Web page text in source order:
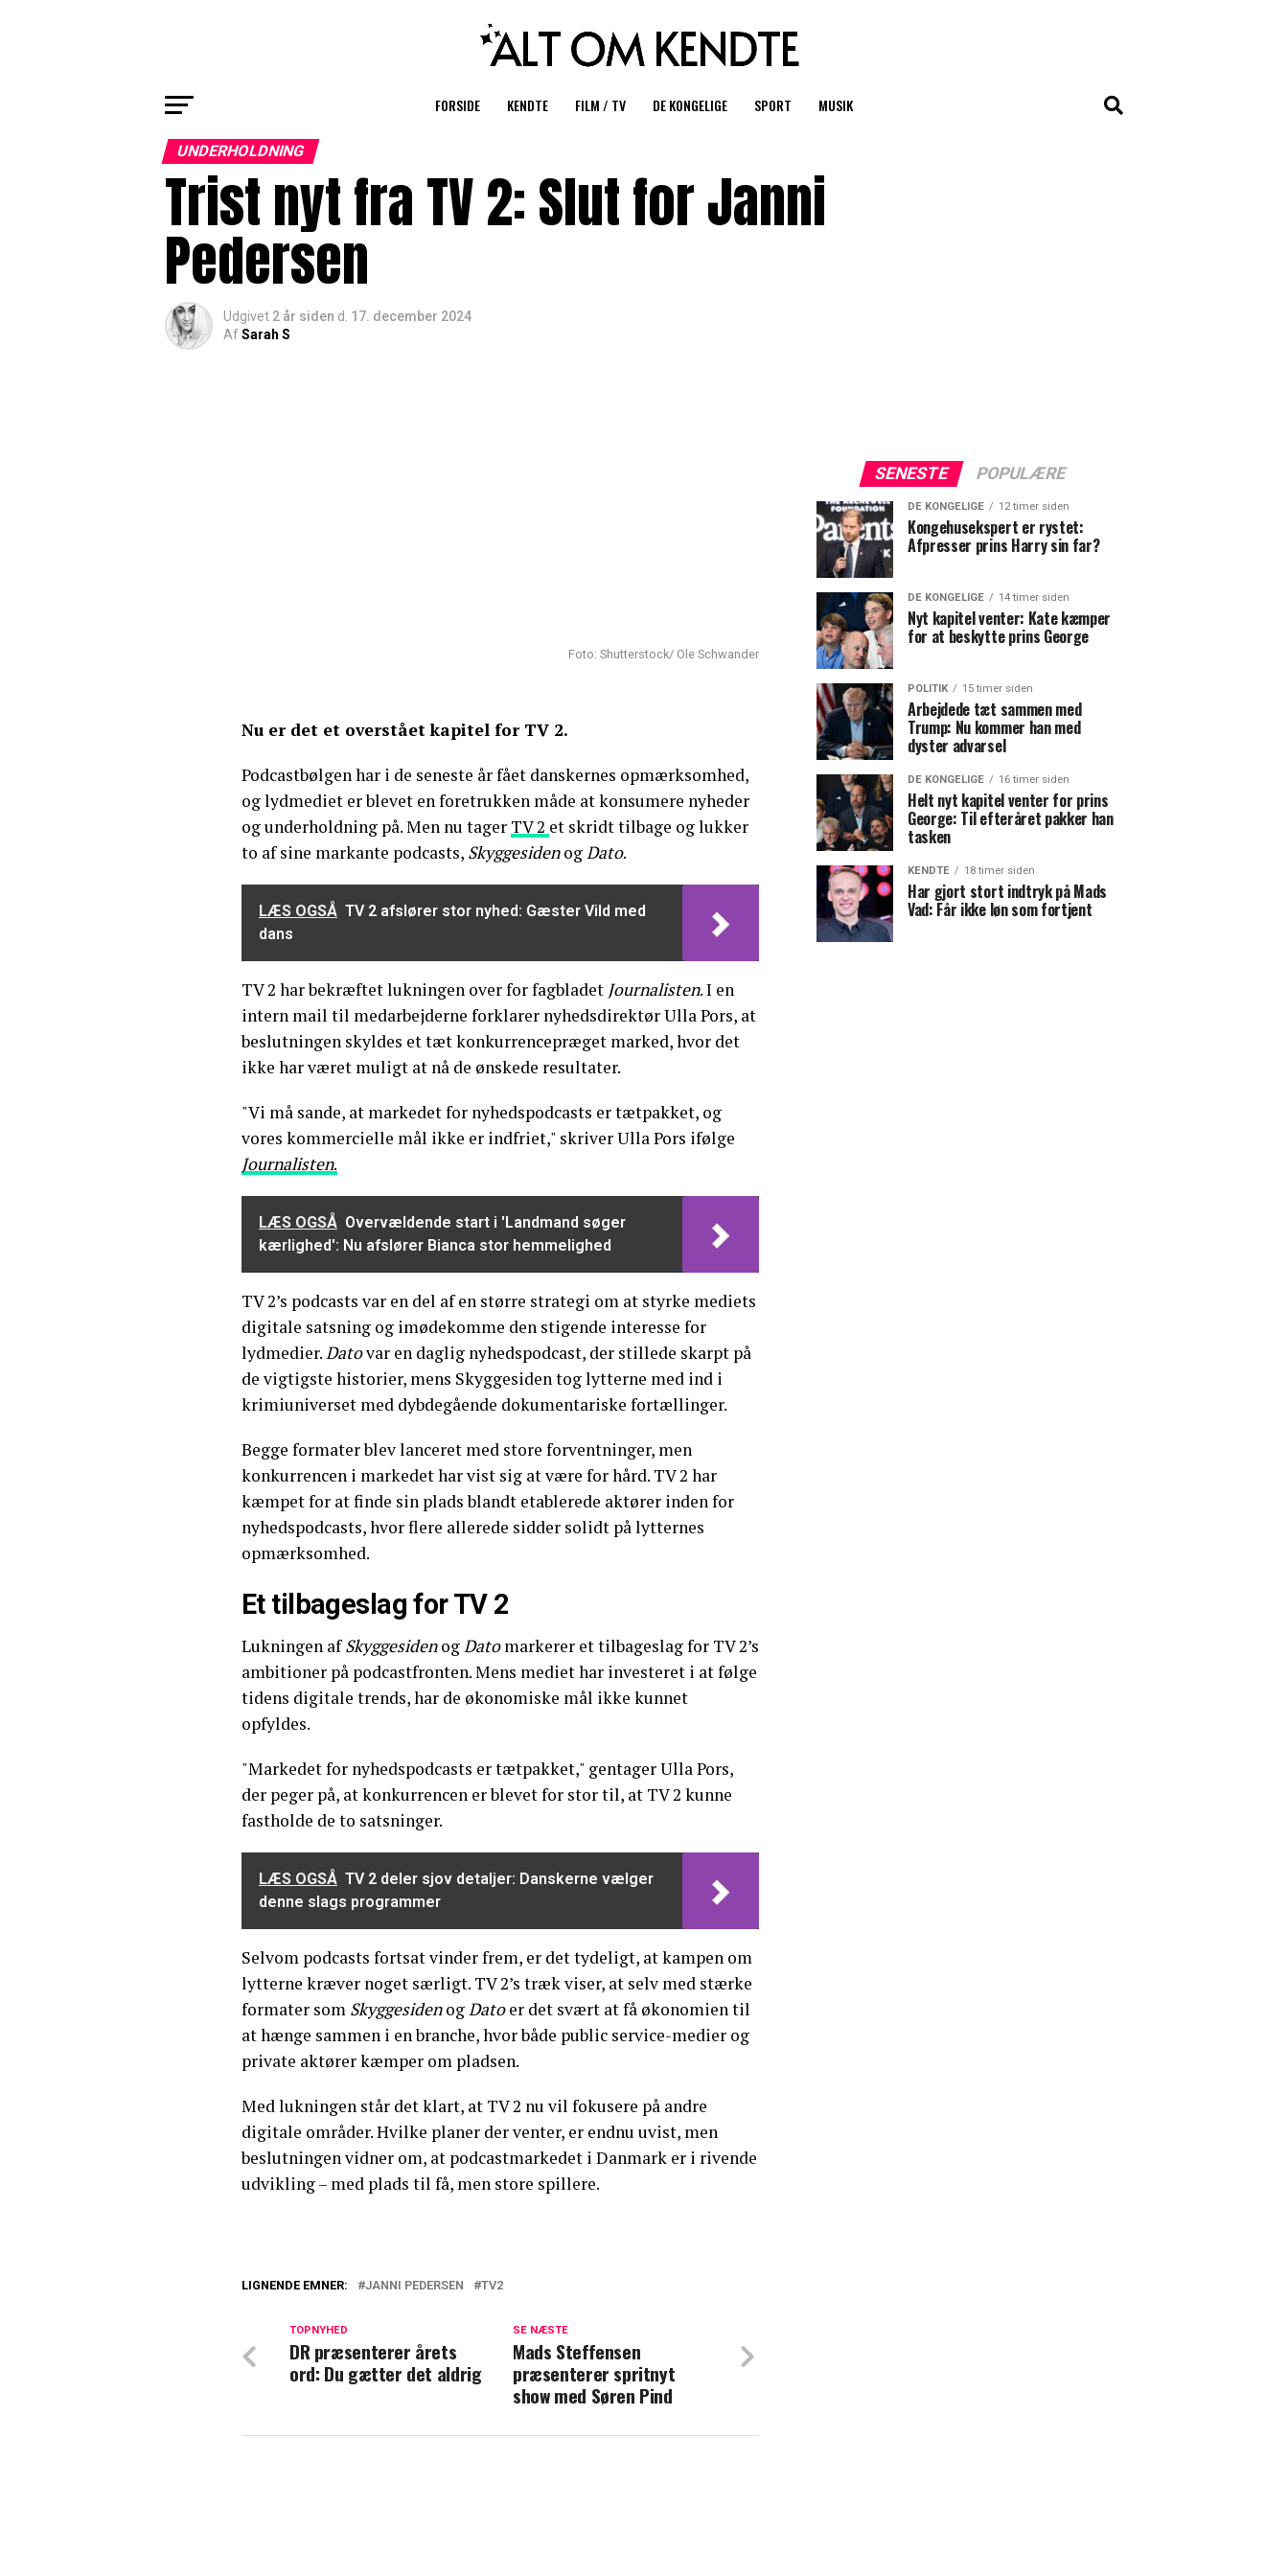
FORSIDE KENDTE FILM / TV DE KONGELIGE SPORT MUSIK
UNDERHOLDNING
Trist nyt fra TV 2: Slut for Janni
Pedersen
Udgivet 2 år siden d. 17. december 2024
AfSarah S
Foto: Shutterstock/ Ole Schwander
Nu er det et overstået kapitel for TV 2.
Podcastbølgen har i de seneste år fået danskernes opmærksomhed,
og lydmediet er blevet en foretrukken måde at konsumere nyheder
og underholdning på. Men nu tager TV 2 et skridt tilbage og lukker
to af sine markante podcasts, SkyggesidenogDato.
LÆS OGSÅ TV 2 afslører stor nyhed: Gæster Vild med
dans
TV 2 har bekræftet lukningen over for fagbladet Journalisten. I en
intern mail til medarbejderne forklarer nyhedsdirektør Ulla Pors, at
beslutningen skyldes et tæt konkurrencepræget marked, hvor det
ikke har været muligt at nå de ønskede resultater.
"Vi må sande, at markedet for nyhedspodcasts er tætpakket, og
vores kommercielle mål ikke er indfriet," skriver Ulla Pors ifølge
Journalisten.
LÆS OGSÅ Overvældende start i 'Landmand søger
kærlighed': Nu afslører Bianca stor hemmelighed
TV 2’s podcasts var en del af en større strategi om at styrke mediets
digitale satsning og imødekomme den stigende interesse for
lydmedier.Datovar en daglig nyhedspodcast, der stillede skarpt på
de vigtigste historier, mens Skyggesiden tog lytterne med ind i
krimiuniverset med dybdegående dokumentariske fortællinger.
Begge formater blev lanceret med store forventninger, men
konkurrencen i markedet har vist sig at være for hård. TV 2 har
kæmpet for at finde sin plads blandt etablerede aktører inden for
nyhedspodcasts, hvor flere allerede sidder solidt på lytternes
opmærksomhed.
Et tilbageslag for TV 2
Lukningen afSkyggesidenogDatomarkerer et tilbageslag for TV 2’s
ambitioner på podcastfronten. Mens mediet har investeret i at følge
tidens digitale trends, har de økonomiske mål ikke kunnet
opfyldes.
"Markedet for nyhedspodcasts er tætpakket," gentager Ulla Pors,
der peger på, at konkurrencen er blevet for stor til, at TV 2 kunne
fastholde de to satsninger.
LÆS OGSÅ TV 2 deler sjov detaljer: Danskerne vælger
denne slags programmer
Selvom podcasts fortsat vinder frem, er det tydeligt, at kampen om
lytterne kræver noget særligt. TV 2’s træk viser, at selv med stærke
formater som SkyggesidenogDatoer det svært at få økonomien til
at hænge sammen i en branche, hvor både public service-medier og
private aktører kæmper om pladsen.
Med lukningen står det klart, at TV 2 nu vil fokusere på andre
digitale områder. Hvilke planer der venter, er endnu uvist, men
beslutningen vidner om, at podcastmarkedet i Danmark er i rivende
udvikling – med plads til få, men store spillere.
TV 2 bekræfter: Elsket program vender tilbage
LIGNENDE EMNER: JANNI PEDERSEN TV2
SE NÆSTE
Mads Steffensen
præsenterer spritnyt
show med Søren Pind
TOPNYHED
DR præsenterer årets
ord: Du gætter det aldrig
SENESTE POPULÆRE
DE KONGELIGE 12 timer siden
Kongehusekspert er rystet:
Afpresser prins Harry sin far?
DE KONGELIGE 14 timer siden
Nyt kapitel venter: Kate kæmper
for at beskytte prins George
POLITIK 15 timer siden
Arbejdede tæt sammen med
Trump: Nu kommer han med
dyster advarsel
DE KONGELIGE 16 timer siden
Helt nyt kapitel venter for prins
George: Til efteråret pakker han
tasken
KENDTE 18 timer siden
Har gjort stort indtryk på Mads
Vad: Får ikke løn som fortjent